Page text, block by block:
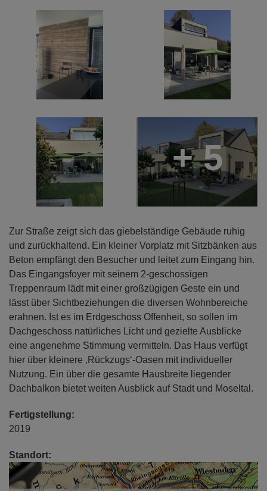
+ 5
Zur Straße zeigt sich das giebelständige Gebäude ruhig
und zurückhaltend. Ein kleiner Vorplatz mit Sitzbänken aus
Beton empfängt den Besucher und leitet zum Eingang hin.
Das Eingangsfoyer mit seinem 2-geschossigen
Treppenraum lädt mit einer großzügigen Geste ein und
lässt über Sichtbeziehungen die diversen Wohnbereiche
erahnen. Ist es im Erdgeschoss Offenheit, so sollen im
Dachgeschoss natürliches Licht und gezielte Ausblicke
eine angenehme Stimmung vermitteln. Das Haus verfügt
hier über kleinere ‚Rückzugs‘-Oasen mit individueller
Nutzung. Ein über die gesamte Hausbreite liegender
Dachbalkon bietet weiten Ausblick auf Stadt und Moseltal.
Fertigstellung:
2019
Standort:
.
. Trier